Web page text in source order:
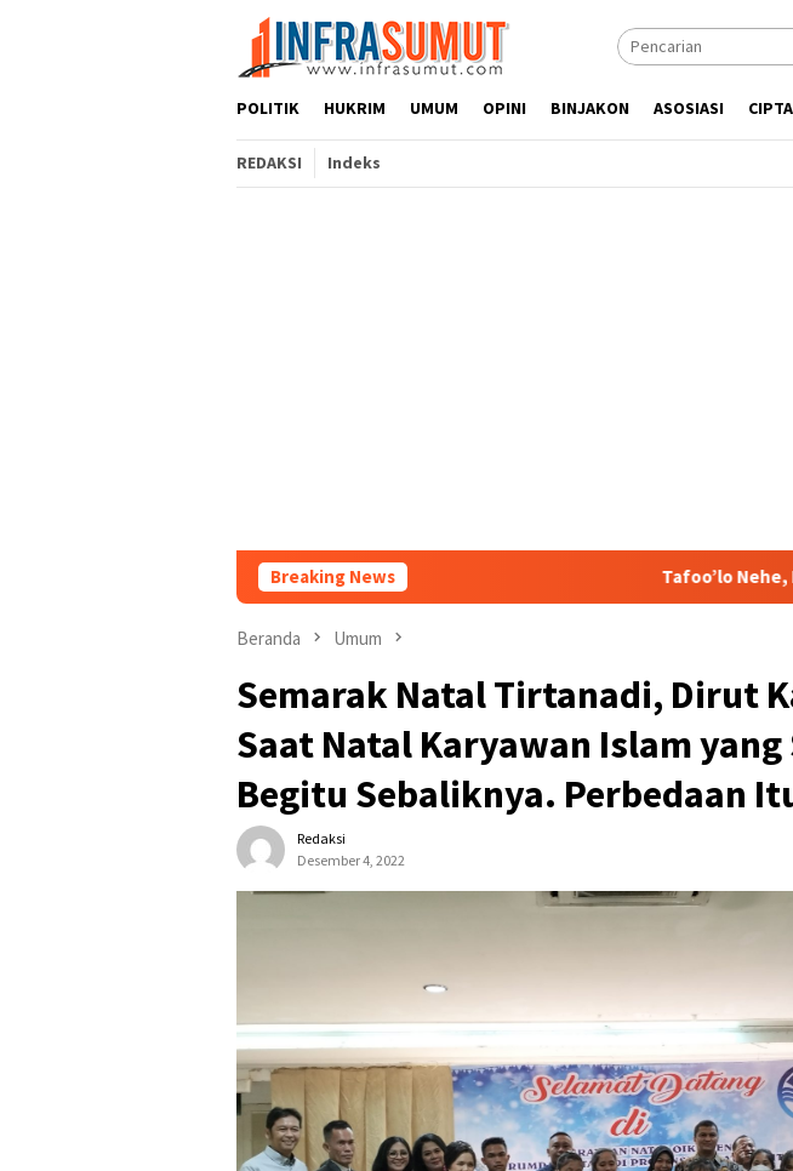
POLITIK HUKRIM UMUM OPINI BINJAKON ASOSIASI
REDAKSI Indeks
Breaking News Tafoo’lo Nehe, Pelompat Batu
Beranda Umum
Semarak Natal Tirtanadi, Dirut
Saat Natal Karyawan Islam yang
Begitu Sebaliknya. Perbedaan
Redaksi
Desember 4, 2022